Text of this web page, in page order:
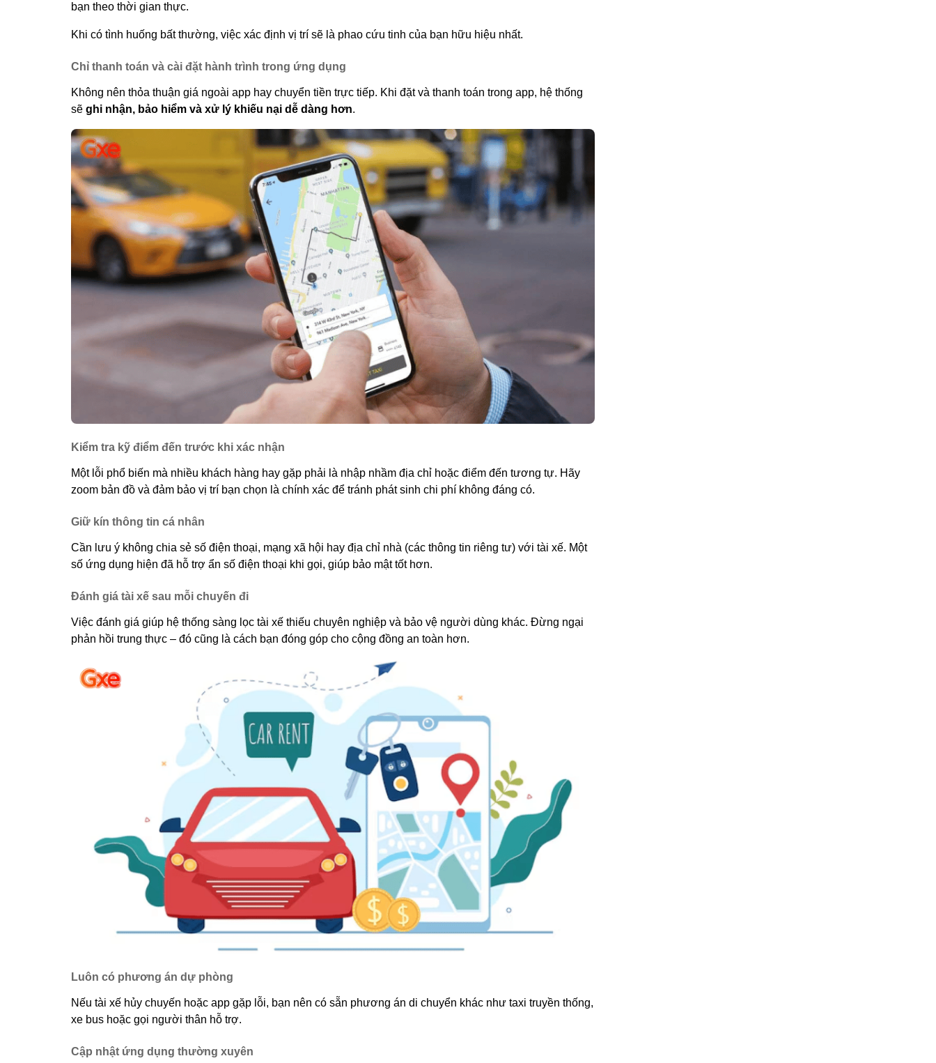
bạn theo thời gian thực.
Khi có tình huống bất thường, việc xác định vị trí sẽ là phao cứu tinh của bạn hữu hiệu nhất.
Chỉ thanh toán và cài đặt hành trình trong ứng dụng
Không nên thỏa thuận giá ngoài app hay chuyển tiền trực tiếp. Khi đặt và thanh toán trong app, hệ thống
sẽ ghi nhận, bảo hiểm và xử lý khiếu nại dễ dàng hơn.
Kiểm tra kỹ điểm đến trước khi xác nhận
Một lỗi phổ biến mà nhiều khách hàng hay gặp phải là nhập nhầm địa chỉ hoặc điểm đến tương tự. Hãy
zoom bản đồ và đảm bảo vị trí bạn chọn là chính xác để tránh phát sinh chi phí không đáng có.
Giữ kín thông tin cá nhân
Cần lưu ý không chia sẻ số điện thoại, mạng xã hội hay địa chỉ nhà (các thông tin riêng tư) với tài xế. Một
số ứng dụng hiện đã hỗ trợ ẩn số điện thoại khi gọi, giúp bảo mật tốt hơn.
Đánh giá tài xế sau mỗi chuyến đi
Việc đánh giá giúp hệ thống sàng lọc tài xế thiếu chuyên nghiệp và bảo vệ người dùng khác. Đừng ngại
phản hồi trung thực – đó cũng là cách bạn đóng góp cho cộng đồng an toàn hơn.
Luôn có phương án dự phòng
Nếu tài xế hủy chuyến hoặc app gặp lỗi, bạn nên có sẵn phương án di chuyển khác như taxi truyền thống,
xe bus hoặc gọi người thân hỗ trợ.
Cập nhật ứng dụng thường xuyên